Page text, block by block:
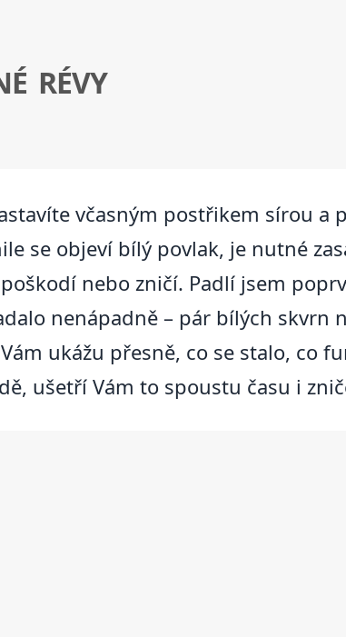
RÉVY
včasným postřikem sírou a
se objeví bílý povlak, je nutné
nebo zničí. Padlí jsem
nenápadně – pár bílých skvrn
ukážu přesně, co se stalo, co
ušetří Vám to spoustu času i